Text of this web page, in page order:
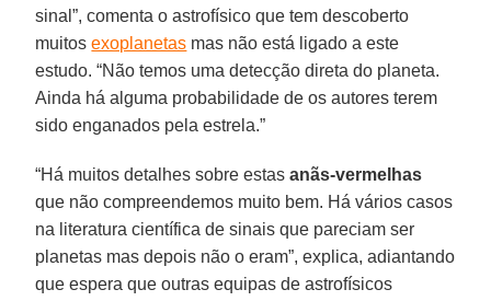
sinal”, comenta o astrofísico que tem descoberto
muitosexoplanetas mas não está ligado a este
estudo. “Não temos uma detecção direta do planeta.
Ainda há alguma probabilidade de os autores terem
sido enganados pela estrela.”
“Há muitos detalhes sobre estasanãs-vermelhas
que não compreendemos muito bem. Há vários casos
na literatura científica de sinais que pareciam ser
planetas mas depois não o eram”, explica, adiantando
que espera que outras equipas de astrofísicos